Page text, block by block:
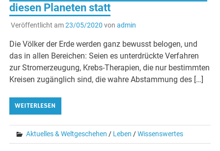
diesen Planeten statt
Veröffentlicht am23/05/2020 von admin
Die Völker der Erde werden ganz bewusst belogen, und
das in allen Bereichen: Seien es unterdrückte Verfahren
zur Stromerzeugung, Krebs-Therapien, die nur bestimmten
Kreisen zugänglich sind, die wahre Abstammung des […]
WEITERLESEN
Aktuelles & Weltgeschehen / Leben /Wissenswertes